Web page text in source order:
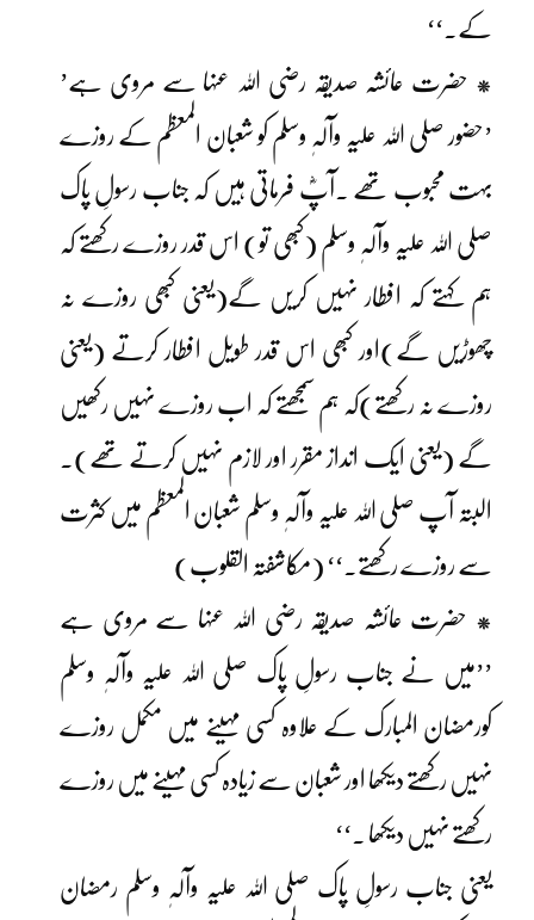
کے۔‘‘
* حضرت عائشہ صدیقہ رضی اللہ عنہا سے مروی ہے’
’حضور صلی اللہ علیہ وآلہٖ وسلم کو شعبان المعظم کے روزے
بہت محبوب تھے ۔آپؓ فرماتی ہیں کہ جناب رسولِ پاک
صلی اللہ علیہ وآلہٖ وسلم (کبھی تو) اس قدر روزے رکھتے کہ
ہم کہتے کہ افطار نہیں کریں گے(یعنی کبھی روزے نہ
چھوڑیں گے)اور کبھی اس قدر طویل افطار کرتے (یعنی
روزے نہ رکھتے)کہ ہم سمجھتے کہ اب روزے نہیں رکھیں
گے (یعنی ایک انداز مقرر اور لازم نہیں کرتے تھے)۔
البتہ آپ صلی اللہ علیہ وآلہٖ وسلم شعبان المعظم میں کثرت
سے روزے رکھتے۔‘‘ (مکاشفتہ القلوب)
* حضرت عائشہ صدیقہ رضی اللہ عنہا سے مروی ہے
’’میں نے جناب رسولِ پاک صلی اللہ علیہ وآلہٖ وسلم
کورمضان المبارک کے علاوہ کسی مہینے میں مکمل روزے
نہیں رکھتے دیکھا اور شعبان سے زیادہ کسی مہینے میں روزے
رکھتے نہیں دیکھا ۔‘‘
یعنی جناب رسولِ پاک صلی اللہ علیہ وآلہٖ وسلم رمضان